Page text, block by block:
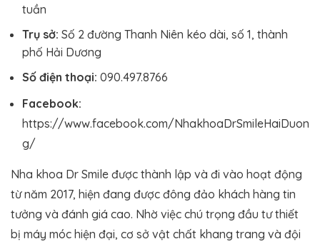
tuần
Trụ sở: Số 2 đường Thanh Niên kéo dài, số 1, thành
phố Hải Dương
Số điện thoại: 090.497.8766
Facebook:
https://www.facebook.com/NhakhoaDrSmileHaiDuon
g/
Nha khoa Dr Smile được thành lập và đi vào hoạt động
từ năm 2017, hiện đang được đông đảo khách hàng tin
tưởng và đánh giá cao. Nhờ việc chú trọng đầu tư thiết
bị máy móc hiện đại, cơ sở vật chất khang trang và đội